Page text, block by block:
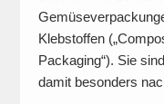
Klebstoffen
Packaging“). Sie
damit besonders